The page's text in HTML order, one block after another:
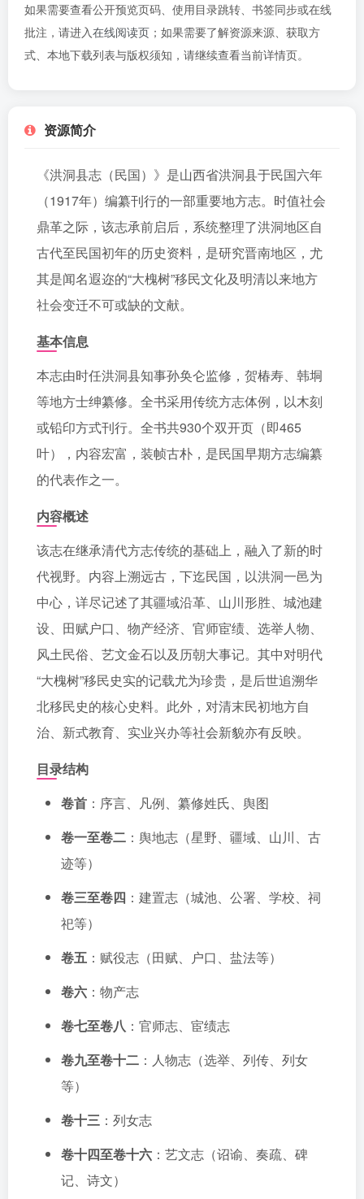
如果需要查看公开预览页码、使用目录跳转、书签同步或在线
批注，请进入在线阅读页 ；如果需要了解资源来源、获取方
式、本地下载列表与版权须知，请继续查看当前详情页。
资源简介
《洪洞县志（民国）》是山西省洪洞县于民国六年
（1917年）编纂刊行的一部重要地方志。时值社会
鼎革之际，该志承前启后，系统整理了洪洞地区自
古代至民国初年的历史资料，是研究晋南地区，尤
其是闻名遐迩的“大槐树”移民文化及明清以来地方
社会变迁不可或缺的文献。
基本信息
本志由时任洪洞县知事孙奂仑监修，贺椿寿、韩垌
等地方士绅纂修。全书采用传统方志体例，以木刻
或铅印方式刊行。全书共930个双开页（即465
叶），内容宏富，装帧古朴，是民国早期方志编纂
的代表作之一。
内容概述
该志在继承清代方志传统的基础上，融入了新的时
代视野。内容上溯远古，下迄民国，以洪洞一邑为
中心，详尽记述了其疆域沿革、山川形胜、城池建
设、田赋户口、物产经济、官师宦绩、选举人物、
风土民俗、艺文金石以及历朝大事记。其中对明代
“大槐树”移民史实的记载尤为珍贵，是后世追溯华
北移民史的核心史料。此外，对清末民初地方自
治、新式教育、实业兴办等社会新貌亦有反映。
目录结构
卷首 ：序言、凡例、纂修姓氏、舆图
卷一至卷二 ：舆地志（星野、疆域、山川、古
迹等）
卷三至卷四 ：建置志（城池、公署、学校、祠
祀等）
卷五 ：赋役志（田赋、户口、盐法等）
卷六 ：物产志
卷七至卷八 ：官师志、宦绩志
卷九至卷十二 ：人物志（选举、列传、列女
等）
卷十三 ：列女志
卷十四至卷十六 ：艺文志（诏谕、奏疏、碑
记、诗文）